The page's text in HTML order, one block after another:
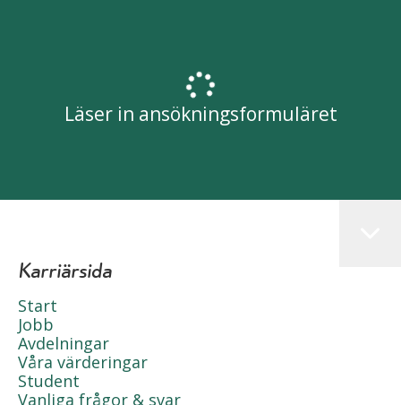
Läser in ansökningsformuläret
Karriärsida
Start
Jobb
Avdelningar
Våra värderingar
Student
Vanliga frågor & svar